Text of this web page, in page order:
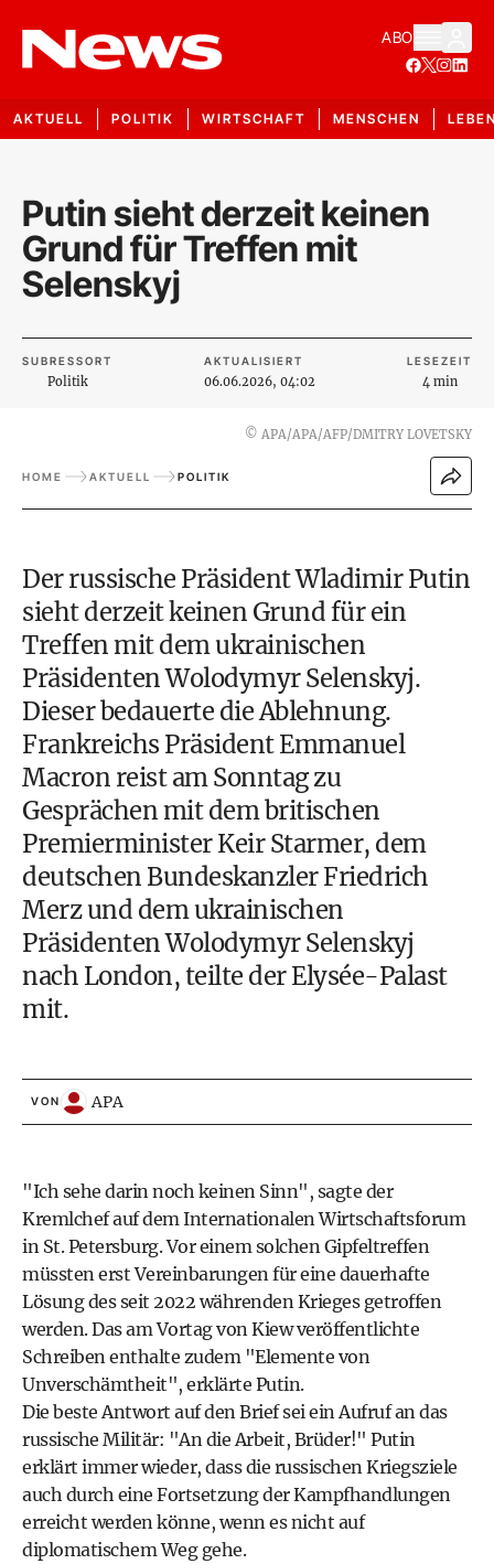
ABO
AKTUELL POLITIK WIRTSCHAFT MENSCHEN
Putin sieht derzeit keinen
Grund für Treffen mit
Selenskyj
SUBRESSORT
Politik
AKTUALISIERT
06.06.2026, 04:02
LESEZEIT
4 min
© APA/APA/AFP/DMITRY LOVETSKY
HOME AKTUELL POLITIK
Der russische Präsident Wladimir Putin
sieht derzeit keinen Grund für ein
Treffen mit dem ukrainischen
Präsidenten Wolodymyr Selenskyj.
Dieser bedauerte die Ablehnung.
Frankreichs Präsident Emmanuel
Macron reist am Sonntag zu
Gesprächen mit dem britischen
Premierminister Keir Starmer, dem
deutschen Bundeskanzler Friedrich
Merz und dem ukrainischen
Präsidenten Wolodymyr Selenskyj
nach London, teilte der Elysée-Palast
mit.
VON APA
"Ich sehe darin noch keinen Sinn", sagte der
Kremlchef auf dem Internationalen Wirtschaftsforum
in St. Petersburg. Vor einem solchen Gipfeltreffen
müssten erst Vereinbarungen für eine dauerhafte
Lösung des seit 2022 währenden Krieges getroffen
werden. Das am Vortag von Kiew veröffentlichte
Schreiben enthalte zudem "Elemente von
Unverschämtheit", erklärte Putin.
Die beste Antwort auf den Brief sei ein Aufruf an das
russische Militär: "An die Arbeit, Brüder!" Putin
erklärt immer wieder, dass die russischen Kriegsziele
auch durch eine Fortsetzung der Kampfhandlungen
erreicht werden könne, wenn es nicht auf
diplomatischem Weg gehe.